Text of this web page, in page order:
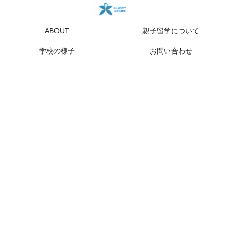
ABOUT 親子留学について
学校の様子 お問い合わせ